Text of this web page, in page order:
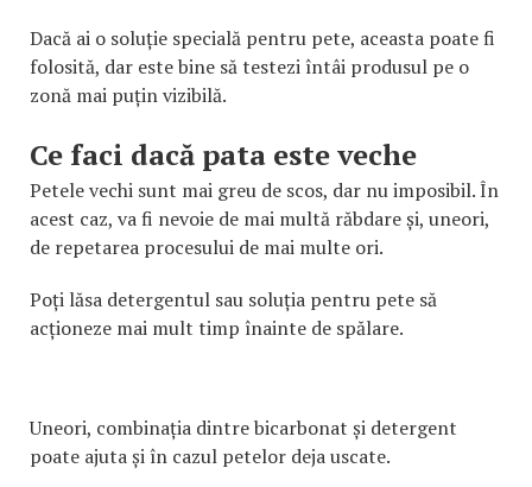
Dacă ai o soluție specială pentru pete, aceasta poate fi
folosită, dar este bine să testezi întâi produsul pe o
zonă mai puțin vizibilă.
Ce faci dacă pata este veche
Petele vechi sunt mai greu de scos, dar nu imposibil. În
acest caz, va fi nevoie de mai multă răbdare și, uneori,
de repetarea procesului de mai multe ori.
Poți lăsa detergentul sau soluția pentru pete să
acționeze mai mult timp înainte de spălare.
Uneori, combinația dintre bicarbonat și detergent
poate ajuta și în cazul petelor deja uscate.